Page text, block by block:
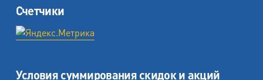
Счетчики
Условия суммирования скидок и акций